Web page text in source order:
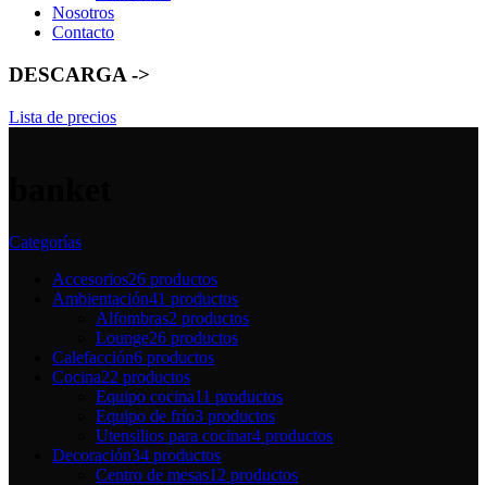
Nosotros
Contacto
DESCARGA ->
Lista de precios
Categorías
Accesorios26 productos
Ambientación41 productos
Alfombras2 productos
Lounge26 productos
Calefacción6 productos
Cocina22 productos
Equipo cocina11 productos
Equipo de frío3 productos
Utensilios para cocinar4 productos
Decoración34 productos
Centro de mesas12 productos